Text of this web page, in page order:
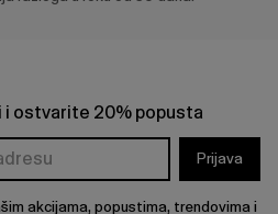
i ostvarite 20% popusta
Prijava
akcijama, popustima, trendovima i